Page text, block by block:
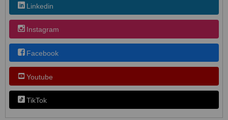
Linkedin
Instagram
Facebook
Youtube
TikTok